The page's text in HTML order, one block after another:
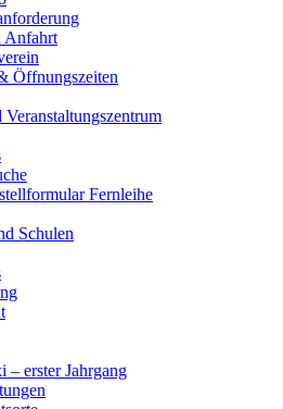
Anfahrt
Öffnungszeiten
Fernleihe
Schulen
– erster Jahrgang